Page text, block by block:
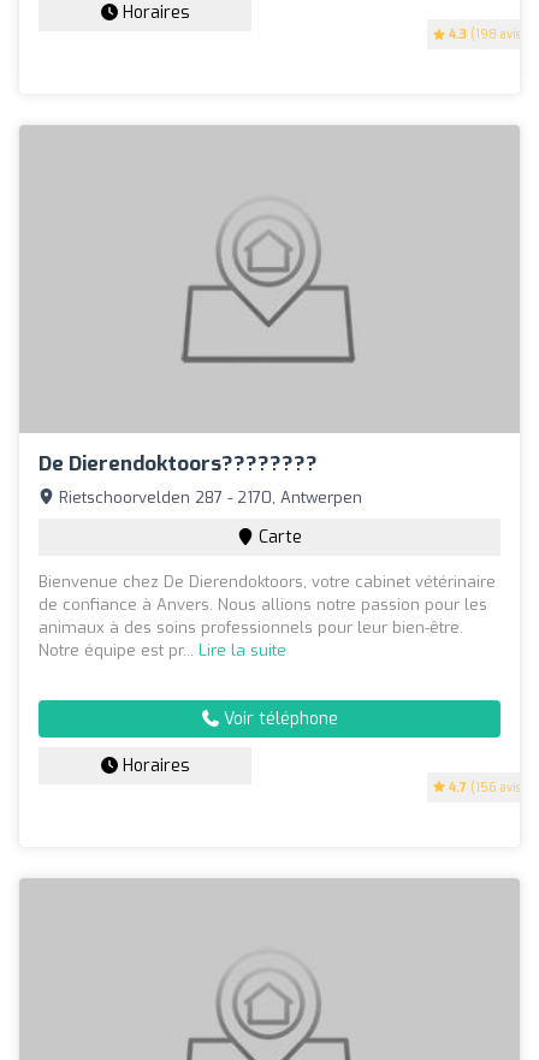
4.3 (198 avis)
Horaires
De Dierendoktoors????????
4.7 (156 avis)
Rietschoorvelden 287 - 2170, Antwerpen
Carte
Bienvenue chez De Dierendoktoors, votre cabinet vétérinaire
de confiance à Anvers. Nous allions notre passion pour les
animaux à des soins professionnels pour leur bien-être.
Notre équipe est pr... Lire la suite
Voir téléphone
Horaires